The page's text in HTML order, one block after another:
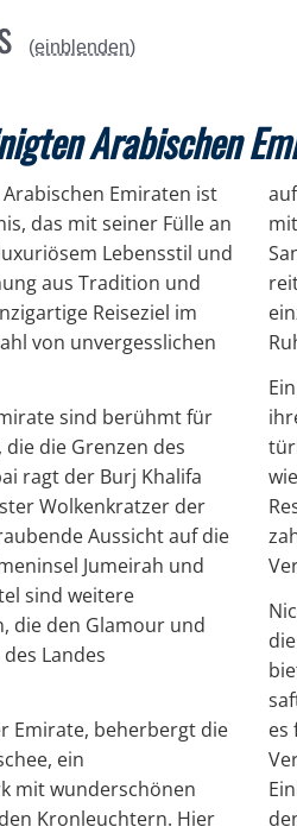
(einblenden)
Arabischen
Emiraten ist
das mit seiner Fülle an
Lebensstil und
aus Tradition und
Reiseziel im
von unvergesslichen
sind berühmt für
die Grenzen des
ragt der Burj Khalifa
Wolkenkratzer der
Aussicht auf die
Jumeirah und
sind weitere
die den Glamour und
Landes
Emirate, beherbergt die
ein
mit wunderschönen
Kronleuchtern. Hier
es